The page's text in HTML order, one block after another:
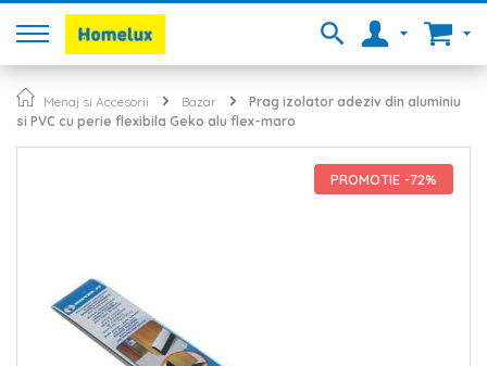
Menaj si Accesorii Bazar
Prag izolator adeziv din aluminiu
si PVC cu perie flexibila Geko alu flex-maro
PROMOTIE -72%